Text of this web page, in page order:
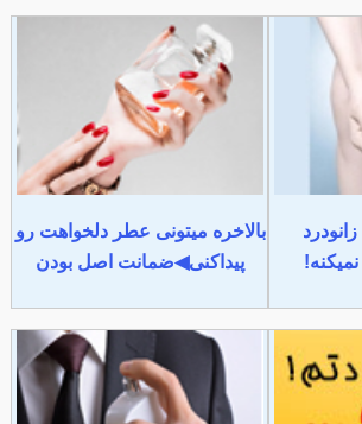
بالاخره میتونی عطر دلخواهت رو
پیداکنی◀ضمانت اصل بودن